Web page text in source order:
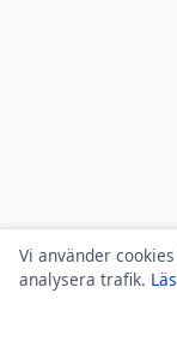
Vi använder
analysera trafik.